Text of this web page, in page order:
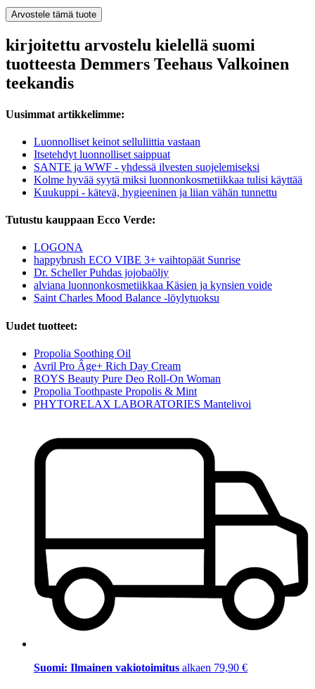
Arvostele tämä tuote
kirjoitettu arvostelu kielellä suomi
tuotteesta Demmers Teehaus Valkoinen
teekandis
Uusimmat artikkelimme:
Luonnolliset keinot selluliittia vastaan
Itsetehdyt luonnolliset saippuat
SANTE ja WWF - yhdessä ilvesten suojelemiseksi
Kolme hyvää syytä miksi luonnonkosmetiikkaa tulisi käyttää
Kuukuppi - kätevä, hygieeninen ja liian vähän tunnettu
Tutustu kauppaan Ecco Verde:
LOGONA
happybrush ECO VIBE 3+ vaihtopäät Sunrise
Dr. Scheller Puhdas jojobaöljy
alviana luonnonkosmetiikkaa Käsien ja kynsien voide
Saint Charles Mood Balance -löylytuoksu
Uudet tuotteet:
Propolia Soothing Oil
Avril Pro Âge+ Rich Day Cream
ROYS Beauty Pure Deo Roll-On Woman
Propolia Toothpaste Propolis & Mint
PHYTORELAX LABORATORIES Mantelivoi
Suomi: Ilmainen vakiotoimitus alkaen 79,90 €